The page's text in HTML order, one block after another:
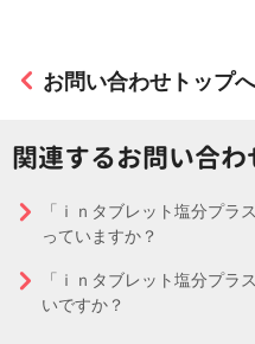
お問い合わせトップへ
関連するお問い合わ
「ｉｎタブレット塩分プラ
っていますか？
「ｉｎタブレット塩分プラ
いですか？